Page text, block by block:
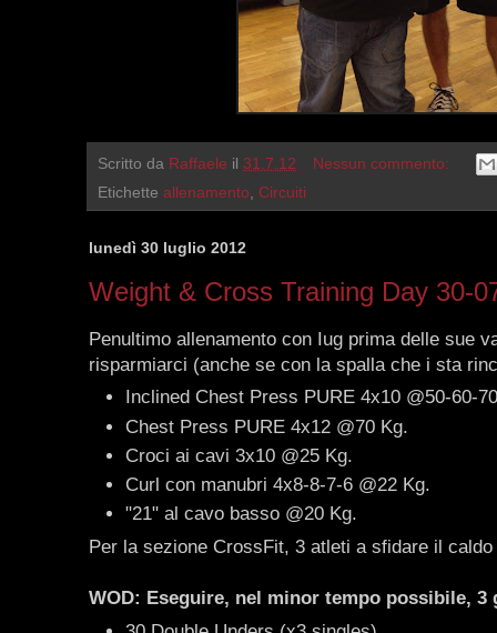
Scritto da Raffaele il 31.7.12
Nessun commento:
Etichette allenamento, Circuiti
lunedì 30 luglio 2012
Weight & Cross Training Day 30-
Penultimo allenamento con Iug prima delle sue
risparmiarci (anche se con la spalla che i sta
Inclined Chest Press PURE 4x10 @50-60-
Chest Press PURE 4x12 @70 Kg.
Croci ai cavi 3x10 @25 Kg.
Curl con manubri 4x8-8-7-6 @22 Kg.
"21" al cavo basso @20 Kg.
Per la sezione CrossFit, 3 atleti a sfidare il
WOD: Eseguire, nel minor tempo possibile,